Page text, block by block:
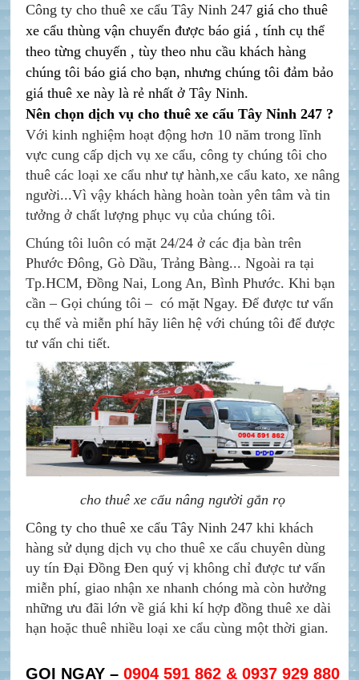
Công ty cho thuê xe cẩu Tây Ninh 247 giá cho thuê
xe cẩu thùng vận chuyển được báo giá , tính cụ thể
theo từng chuyến , tùy theo nhu cầu khách hàng
chúng tôi báo giá cho bạn, nhưng chúng tôi đảm bảo
giá thuê xe này là rẻ nhất ở Tây Ninh.
Nên chọn dịch vụ cho thuê xe cẩu Tây Ninh 247 ?
Với kinh nghiệm hoạt động hơn 10 năm trong lĩnh
vực cung cấp dịch vụ xe cẩu, công ty chúng tôi cho
thuê các loại xe cẩu như tự hành,xe cẩu kato, xe nâng
người...Vì vậy khách hàng hoàn toàn yên tâm và tin
tưởng ở chất lượng phục vụ của chúng tôi.
Chúng tôi luôn có mặt 24/24 ở các địa bàn trên
Phước Đông, Gò Dầu, Trảng Bàng... Ngoài ra tại
Tp.HCM, Đồng Nai, Long An, Bình Phước. Khi bạn
cần – Gọi chúng tôi – có mặt Ngay. Để được tư vấn
cụ thể và miễn phí hãy liên hệ với chúng tôi để được
tư vấn chi tiết.
cho thuê xe cẩu nâng người gắn rọ
Công ty cho thuê xe cẩu Tây Ninh 247 khi khách
hàng sử dụng dịch vụ cho thuê xe cẩu chuyên dùng
uy tín Đại Đồng Đen quý vị không chỉ được tư vấn
miễn phí, giao nhận xe nhanh chóng mà còn hưởng
những ưu đãi lớn về giá khi kí hợp đồng thuê xe dài
hạn hoặc thuê nhiều loại xe cẩu cùng một thời gian.
GỌI NGAY – 0904 591 862 & 0937 929 880